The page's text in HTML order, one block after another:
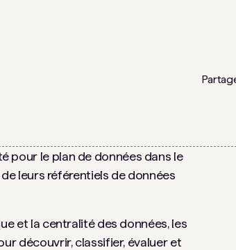
pour le plan de données dans le
leurs référentiels de données
et la centralité des données, les
découvrir, classifier, évaluer et